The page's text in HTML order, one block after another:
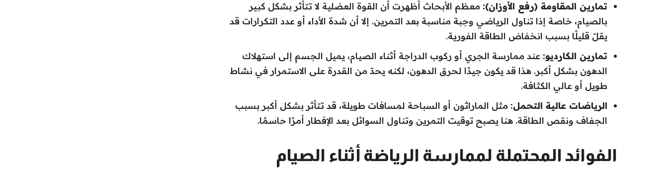
تمارين المقاومة (رفع الأوزان): معظم الأبحاث أظهرت أن القوة العضلية لا تتأثر بشكل كبير
بالصيام، خاصة إذا تناول الرياضي وجبة مناسبة بعد التمرين. إلا أن شدة الأداء أو عدد التكرارات قد
يقلّ قليلًا بسبب انخفاض الطاقة الفورية.
تمارين الكارديو: عند ممارسة الجري أو ركوب الدراجة أثناء الصيام، يميل الجسم إلى استهلاك
الدهون بشكل أكبر. هذا قد يكون جيدًا لحرق الدهون، لكنه يحدّ من القدرة على الاستمرار في نشاط
طويل أو عالي الكثافة.
الرياضات عالية التحمل: مثل الماراثون أو السباحة لمسافات طويلة، قد تتأثر بشكل أكبر بسبب
الجفاف ونقص الطاقة. هنا يصبح توقيت التمرين وتناول السوائل بعد الإفطار أمرًا حاسمًا.
الفوائد المحتملة لممارسة الرياضة أثناء الصيام